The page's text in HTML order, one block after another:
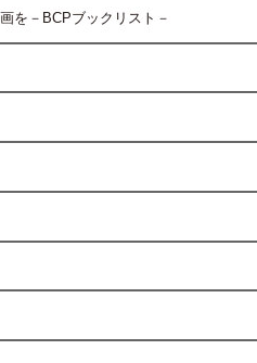
を－BCPブックリスト－